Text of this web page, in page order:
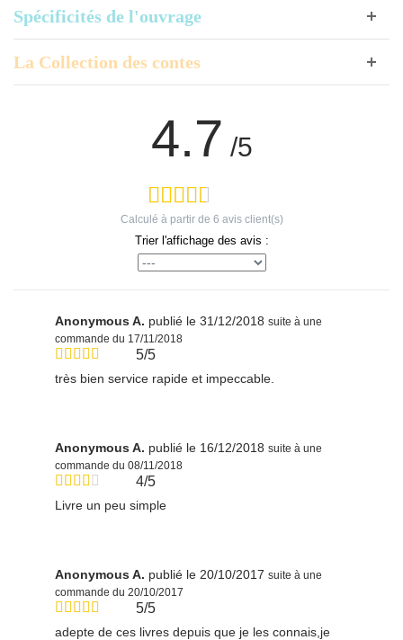
Spécificités de l'ouvrage
La Collection des contes
4.7 /5
Calculé à partir de 6 avis client(s)
Trier l'affichage des avis :
Anonymous A. publié le 31/12/2018 suite à une
commande du 17/11/2018
5/5
très bien service rapide et impeccable.
Anonymous A. publié le 16/12/2018 suite à une
commande du 08/11/2018
4/5
Livre un peu simple
Anonymous A. publié le 20/10/2017 suite à une
commande du 20/10/2017
5/5
adepte de ces livres depuis que je les connais,je